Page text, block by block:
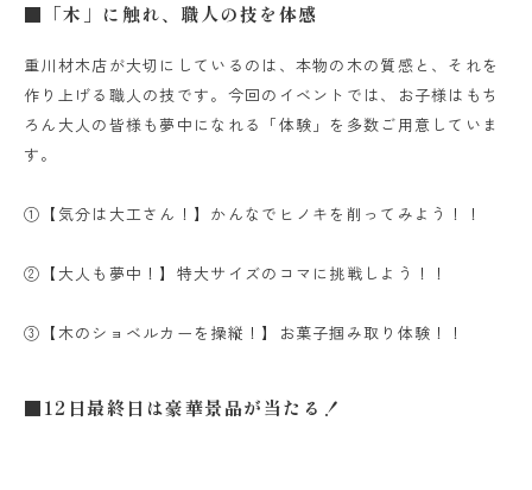
■「木」に触れ、職人の技を体感
重川材木店が大切にしているのは、本物の木の質感と、それを
作り上げる職人の技です。今回のイベントでは、お子様はもち
ろん大人の皆様も夢中になれる「体験」を多数ご用意していま
す。
①【気分は大工さん！】かんなでヒノキを削ってみよう！！
②【大人も夢中！】特大サイズのコマに挑戦しよう！！
③【木のショベルカーを操縦！】お菓子掴み取り体験！！
■12日最終日は豪華景品が当たる！